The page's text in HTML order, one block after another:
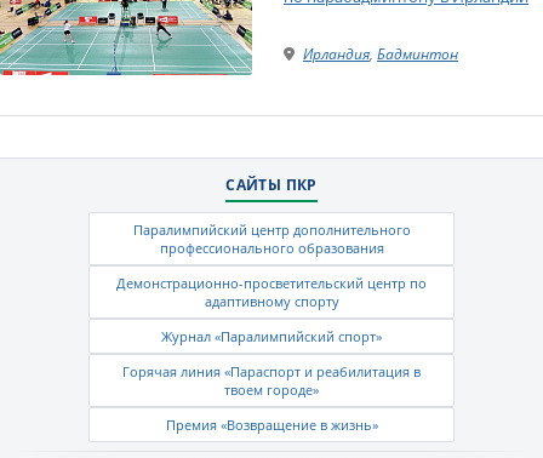
Ирландия, Бадминтон
САЙТЫ ПКР
Паралимпийский центр дополнительного
профессионального образования
Демонстрационно-просветительский центр по
адаптивному спорту
Журнал «Паралимпийский спорт»
Горячая линия «Параспорт и реабилитация в
твоем городе»
Премия «Возвращение в жизнь»